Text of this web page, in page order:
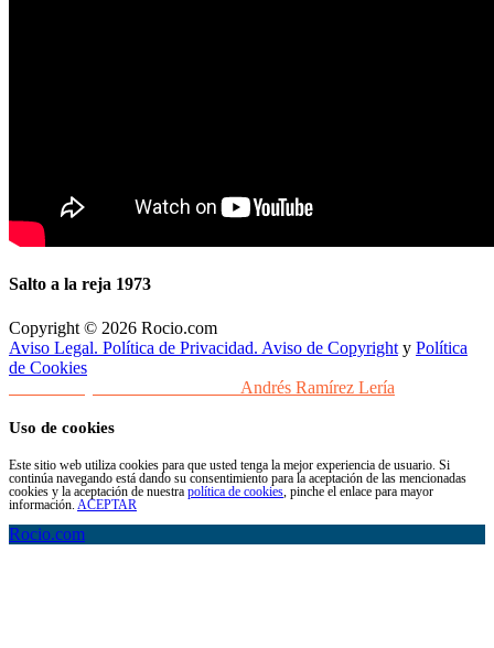
Salto a la reja 1973
Copyright © 2026 Rocio.com
Aviso Legal. Política de Privacidad. Aviso de Copyright y Política
de Cookies
Andrés Ramírez Lería
Uso de cookies
Este sitio web utiliza cookies para que usted tenga la mejor experiencia de usuario. Si
continúa navegando está dando su consentimiento para la aceptación de las mencionadas
cookies y la aceptación de nuestra política de cookies , pinche el enlace para mayor
información. ACEPTAR
Rocio.com